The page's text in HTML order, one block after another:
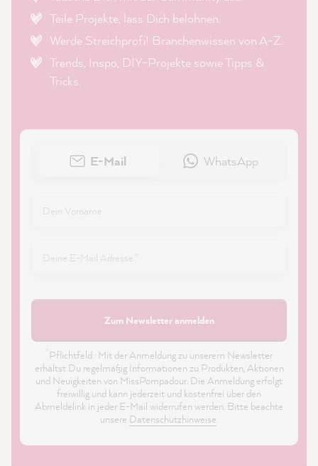
Teile Projekte, lass Dich belohnen.
Werde Streichprofi! Branchenwissen von A-Z.
Trends, Inspo, DIY-Projekte sowie Tipps &
Tricks.
E-Mail WhatsApp
Zum Newsletter anmelden
Pflichtfeld · Mit der Anmeldung zu unserem Newsletter
erhältst Du regelmäßig Informationen zu Produkten, Aktionen
und Neuigkeiten von MissPompadour. Die Anmeldung erfolgt
freiwillig und kann jederzeit und kostenfrei über den
Abmeldelink in jeder E-Mail widerrufen werden. Bitte beachte
unsere Datenschutzhinweise.